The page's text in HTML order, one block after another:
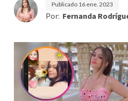
Publicado 16 ene. 2023
Por: Fernanda